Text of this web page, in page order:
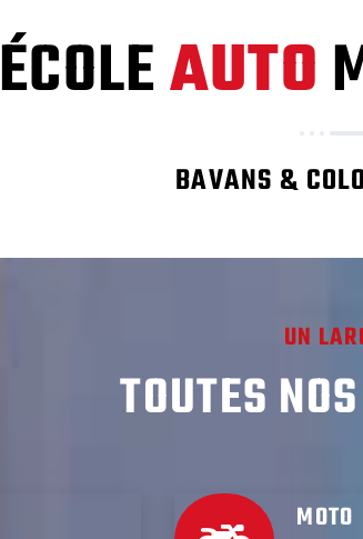
ÉCOLEAUTO
BAVANS &
UN
TOUTES
MOTO